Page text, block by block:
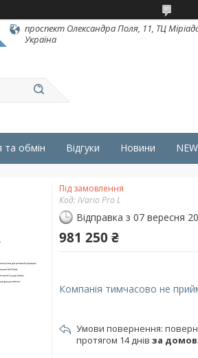
проспект Олександра Поля, 11, ТЦ
Україна
та обмін Відгуки Новини
Під замовлення
Код:iVario Pro L
Відправка з 07 вересня
981 250 ₴
Компанія тимчасово не
протягом 14 днів за